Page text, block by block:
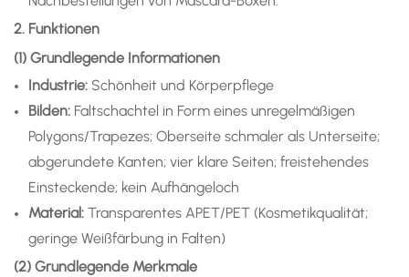
2. Funktionen
(1) Grundlegende Informationen
Industrie: Schönheit und Körperpflege
Bilden: Faltschachtel in Form eines unregelmäßigen
Polygons/Trapezes; Oberseite schmaler als Unterseite;
abgerundete Kanten; vier klare Seiten; freistehendes
Einsteckende; kein Aufhängeloch
Material: Transparentes APET/PET (Kosmetikqualität;
geringe Weißfärbung in Falten)
(2) Grundlegende Merkmale